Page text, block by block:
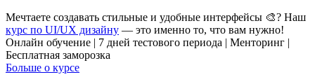
Мечтаете создавать стильные и удобные интерфейсы 🎨? Наш
курс по UI/UX дизайну — это именно то, что вам нужно!
Онлайн обучение | 7 дней тестового периода | Менторинг |
Бесплатная заморозка
Больше о курсе